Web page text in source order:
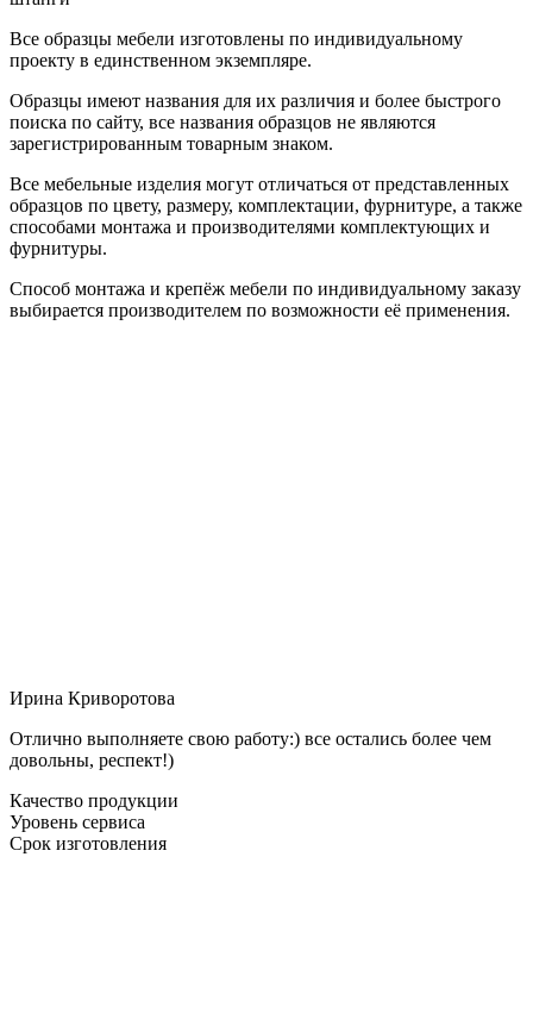
Все образцы мебели изготовлены по индивидуальному
проекту в единственном экземпляре.
Образцы имеют названия для их различия и более быстрого
поиска по сайту, все названия образцов не являются
зарегистрированным товарным знаком.
Все мебельные изделия могут отличаться от представленных
образцов по цвету, размеру, комплектации, фурнитуре, а также
способами монтажа и производителями комплектующих и
фурнитуры.
Способ монтажа и крепёж мебели по индивидуальному заказу
выбирается производителем по возможности её применения.
Ирина Криворотова
Отлично выполняете свою работу:) все остались более чем
довольны, респект!)
Качество продукции
Уровень сервиса
Срок изготовления